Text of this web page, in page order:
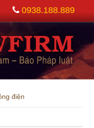
0938.188.889
điện